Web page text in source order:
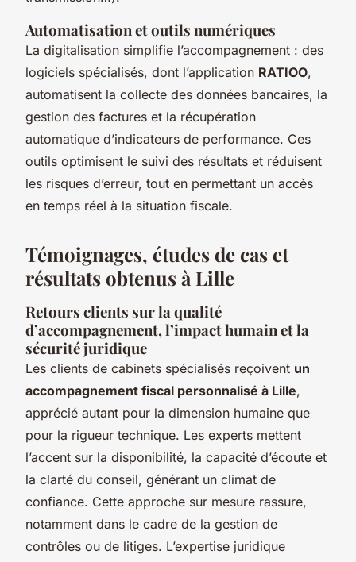
Automatisation et outils numériques
La digitalisation simplifie l’accompagnement : des
logiciels spécialisés, dont l’application RATIOO,
automatisent la collecte des données bancaires, la
gestion des factures et la récupération
automatique d’indicateurs de performance. Ces
outils optimisent le suivi des résultats et réduisent
les risques d’erreur, tout en permettant un accès
en temps réel à la situation fiscale.
Témoignages, études de cas et
résultats obtenus à Lille
Retours clients sur la qualité
d’accompagnement, l’impact humain et la
sécurité juridique
Les clients de cabinets spécialisés reçoivent un
accompagnement fiscal personnalisé à Lille,
apprécié autant pour la dimension humaine que
pour la rigueur technique. Les experts mettent
l’accent sur la disponibilité, la capacité d’écoute et
la clarté du conseil, générant un climat de
confiance. Cette approche sur mesure rassure,
notamment dans le cadre de la gestion de
contrôles ou de litiges. L’expertise juridique